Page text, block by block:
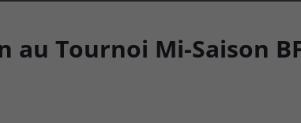
au Tournoi Mi-Saison